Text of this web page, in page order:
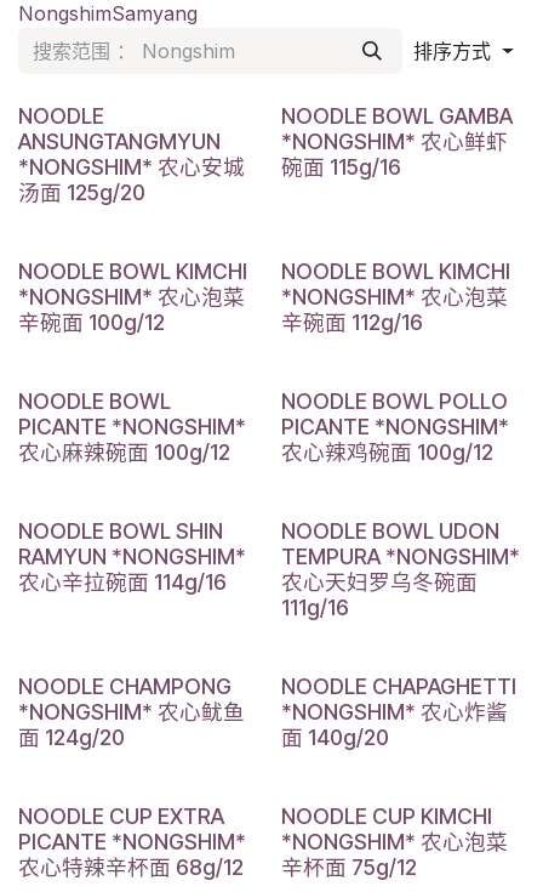
NongshimSamyang
排序方式
NOODLE
ANSUNGTANGMYUN
*NONGSHIM* 农心安城
汤面 125g/20
NOODLE BOWL GAMBA
*NONGSHIM* 农心鲜虾
碗面 115g/16
NOODLE BOWL KIMCHI
*NONGSHIM* 农心泡菜
辛碗面 100g/12
NOODLE BOWL KIMCHI
*NONGSHIM* 农心泡菜
辛碗面 112g/16
NOODLE BOWL
PICANTE *NONGSHIM*
农心麻辣碗面 100g/12
NOODLE BOWL POLLO
PICANTE *NONGSHIM*
农心辣鸡碗面 100g/12
NOODLE BOWL SHIN
RAMYUN *NONGSHIM*
农心辛拉碗面 114g/16
NOODLE BOWL UDON
TEMPURA *NONGSHIM*
农心天妇罗乌冬碗面
111g/16
NOODLE CHAMPONG
*NONGSHIM* 农心鱿鱼
面 124g/20
NOODLE CHAPAGHETTI
*NONGSHIM* 农心炸酱
面 140g/20
NOODLE CUP EXTRA
PICANTE *NONGSHIM*
农心特辣辛杯面 68g/12
NOODLE CUP KIMCHI
*NONGSHIM* 农心泡菜
辛杯面 75g/12